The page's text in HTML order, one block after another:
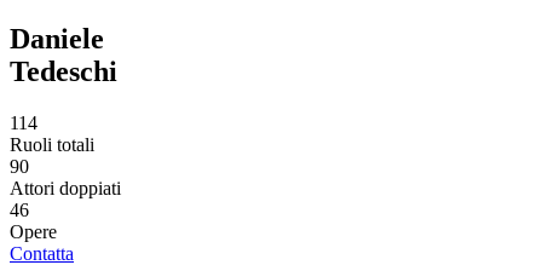
Daniele
Tedeschi
114
Ruoli totali
90
Attori doppiati
46
Opere
Contatta